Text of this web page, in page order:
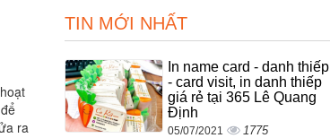
ra
TIN MỚI NHẤT
In name card - danh thiếp
- card visit, in danh thiếp
giá rẻ tại 365 Lê Quang
Định
05/07/2021 1775